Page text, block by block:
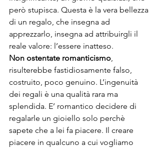
però stupisca. Questa è la vera bellezza
di un regalo, che insegna ad
apprezzarlo, insegna ad attribuirgli il
reale valore: l’essere inatteso.
Non ostentate romanticismo,
risulterebbe fastidiosamente falso,
costruito, poco genuino. L’ingenuità
dei regali è una qualità rara ma
splendida. E’ romantico decidere di
regalarle un gioiello solo perchè
sapete che a lei fa piacere. Il creare
piacere in qualcuno a cui vogliamo